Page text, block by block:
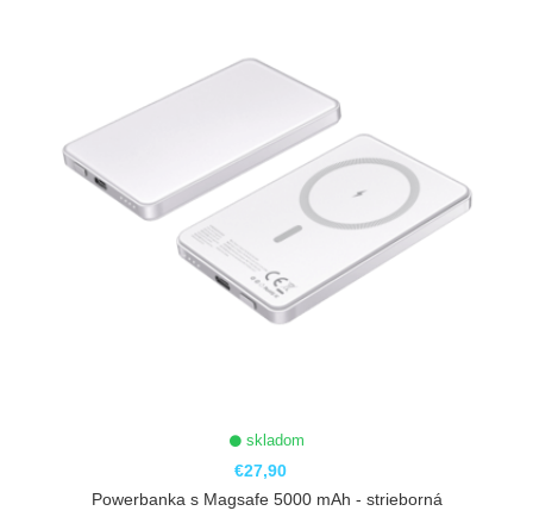
skladom
€27,90
Powerbanka s Magsafe 5000 mAh - strieborná